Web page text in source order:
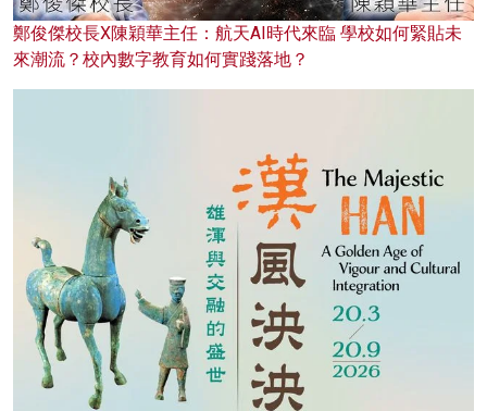
鄭俊傑校長X陳穎華主任：航天AI時代來臨 學校如何緊貼未
來潮流？校內數字教育如何實踐落地？